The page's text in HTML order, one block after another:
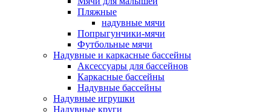
Пляжные
надувные мячи
Попрыгунчики-мячи
Футбольные мячи
Надувные и каркасные бассейны
Аксессуары для бассейнов
Каркасные бассейны
Надувные бассейны
Надувные игрушки
Надувные круги